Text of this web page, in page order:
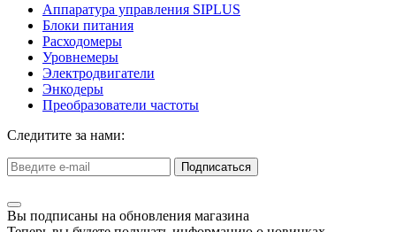
Аппаратура управления SIPLUS
Блоки питания
Расходомеры
Уровнемеры
Электродвигатели
Энкодеры
Преобразователи частоты
Следитите за нами:
Подписаться
Вы подписаны на обновления магазина